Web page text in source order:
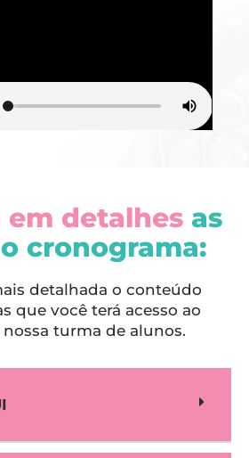
em detalhes as
cronograma:
detalhada o conteúdo
que você terá acesso ao
turma de alunos.